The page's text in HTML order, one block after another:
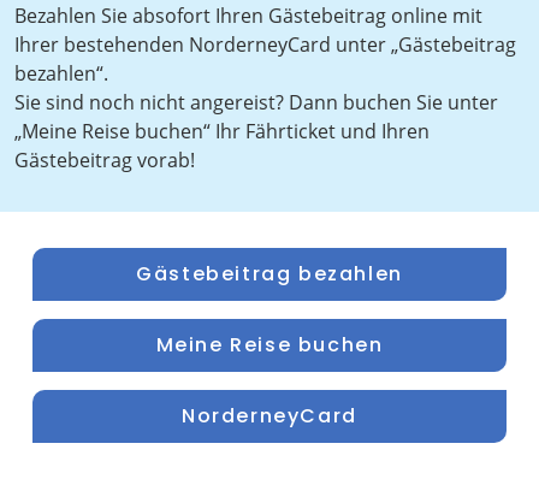
Bezahlen Sie absofort Ihren Gästebeitrag online mit
Ihrer bestehenden NorderneyCard unter „Gästebeitrag
bezahlen“.
Sie sind noch nicht angereist? Dann buchen Sie unter
„Meine Reise buchen“ Ihr Fährticket und Ihren
Gästebeitrag vorab!
Gästebeitrag bezahlen
Meine Reise buchen
NorderneyCard